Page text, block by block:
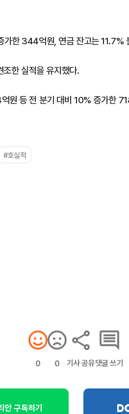
가한 344억원, 연금 잔고는
한 실적을 유지했다.
원 등 전 분기 대비 10% 증가한
#호실적
0 0 기사 공유댓글 쓰기
안 구독하기